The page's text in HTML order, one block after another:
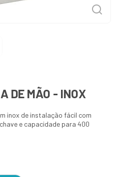
DE MÃO - INOX
inox de instalação fácil com
e capacidade para 400